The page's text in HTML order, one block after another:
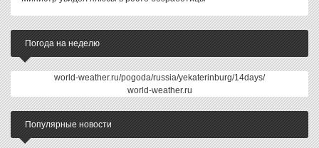
Погода на неделю
world-weather.ru/pogoda/russia/yekaterinburg/14days/
world-weather.ru
Популярные новости